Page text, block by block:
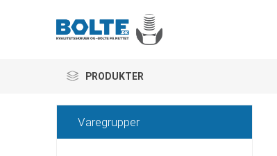
PRODUKTER
Varegrupper